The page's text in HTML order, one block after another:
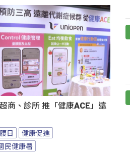
商、診所 推「健康ACE」遠
日
健康促進
民健康署